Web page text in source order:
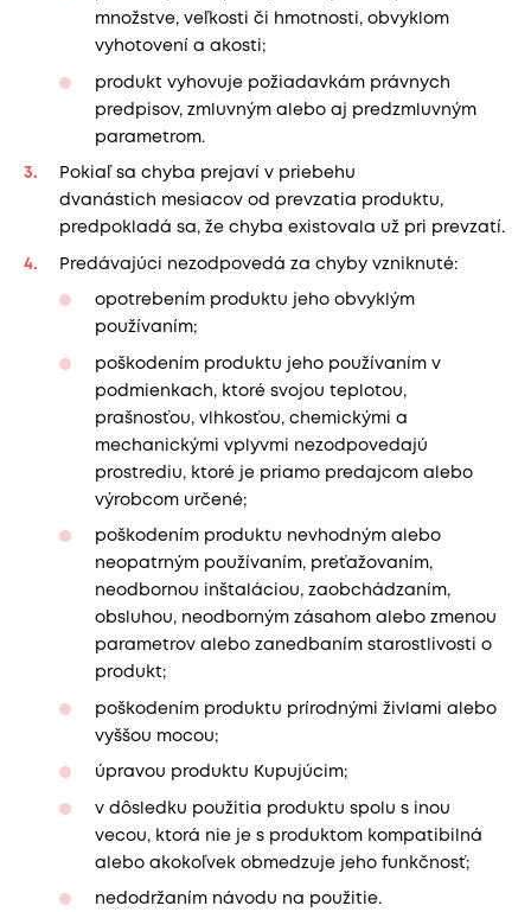
množstve, veľkosti či hmotnosti, obvyklom
vyhotovení a akosti;
produkt vyhovuje požiadavkám právnych
predpisov, zmluvným alebo aj predzmluvným
parametrom.
Pokiaľ sa chyba prejaví v priebehu
dvanástich mesiacov od prevzatia produktu,
predpokladá sa, že chyba existovala už pri prevzatí.
Predávajúci nezodpovedá za chyby vzniknuté:
opotrebením produktu jeho obvyklým
používaním;
poškodením produktu jeho používaním v
podmienkach, ktoré svojou teplotou,
prašnosťou, vlhkosťou, chemickými a
mechanickými vplyvmi nezodpovedajú
prostrediu, ktoré je priamo predajcom alebo
výrobcom určené;
poškodením produktu nevhodným alebo
neopatrným používaním, preťažovaním,
neodbornou inštaláciou, zaobchádzaním,
obsluhou, neodborným zásahom alebo zmenou
parametrov alebo zanedbaním starostlivosti o
produkt;
poškodením produktu prírodnými živlami alebo
vyššou mocou;
úpravou produktu Kupujúcim;
v dôsledku použitia produktu spolu s inou
vecou, ktorá nie je s produktom kompatibilná
alebo akokoľvek obmedzuje jeho funkčnosť;
nedodržaním návodu na použitie.